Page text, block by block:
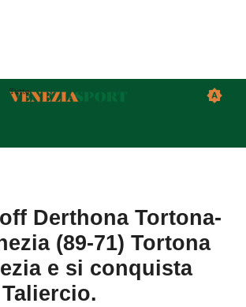
Derthona Tortona-
(89-71) Tortona
e si conquista